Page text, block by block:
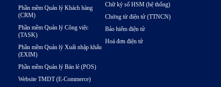
Phần mềm Quản lý Khách hàng
(CRM)
Phần mềm Quản lý Công việc
(TASK)
Phần mềm Quản lý Xuất nhập khẩu
(EXIM)
Phần mềm Quản lý Bán lẻ (POS)
Website TMDT (E-Commerce)
Chữ ký số HSM (hệ thống)
Chứng từ điện tử (TTNCN)
Bảo hiểm điện tử
Hoá đơn điện tử